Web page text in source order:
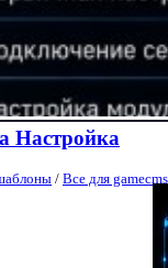
Настройка
/ Все для